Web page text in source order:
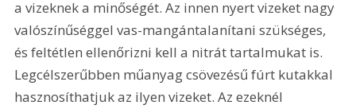
a vizeknek a minőségét. Az innen nyert vizeket nagy
valószínűséggel vas-mangántalanítani szükséges,
és feltétlen ellenőrizni kell a nitrát tartalmukat is.
Legcélszerűbben műanyag csövezésű fúrt kutakkal
hasznosíthatjuk az ilyen vizeket. Az ezeknél